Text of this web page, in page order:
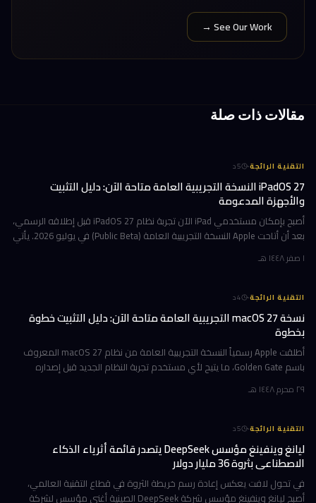
See Our Work →
مقالات ذات صلة
التقنية الرائجة·
5د
iPadOS 27 النسخة التجريبية العامة متاحة الآن: دليل التثبيت
والأجهزة المدعومة
أصبح بإمكان مستخدمي iPad الآن تجربة نظام iPadOS 27 قبل إطلاقه الرسمي،
بعد أن أتاحت Apple النسخة التجريبية العامة (Public Beta) في يوليو 2026. يأتي
١ صفر ١٤٤٨ هـ
التقنية الرائجة·
4د
نسخة macOS 27 التجريبية العامة متاحة الآن: دليل التثبيت خطوة
بخطوة
أطلقت Apple رسمياً النسخة التجريبية العامة من نظام macOS 27 المعروف
باسم Golden Gate، ما يتيح لأي مستخدم تجربة النظام الجديد قبل إصداره
٢٩ محرم ١٤٤٨ هـ
التقنية الرائجة·
5د
ليانغ وينفينغ مؤسس DeepSeek يتصدر قائمة أثرياء الذكاء
الاصطناعي بثروة 36 مليار دولار
في تحول لافت يعكس إعادة رسم خريطة الثروة في قطاع التقنية العالمي،
أصبح ليانغ وينفينغ مؤسس شركة DeepSeek الصينية أغنى مؤسس لشركة